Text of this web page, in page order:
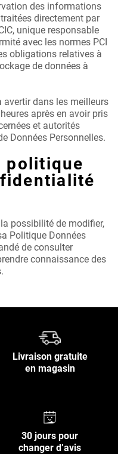
des informations
directement par
unique responsable
avec les normes PCI
obligations relatives à
de données à
avertir dans les meilleurs
après en avoir pris
et autorités
Données Personnelles.
politique
possibilité de modifier,
Politique Données
de consulter
connaissance des
Livraison gratuite
en magasin
30 jours pour
changer d’avis